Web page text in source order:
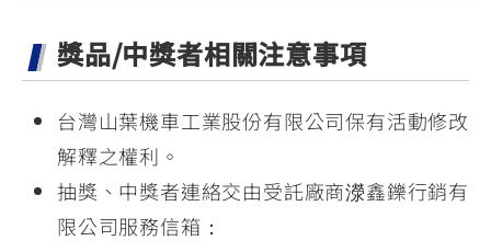
獎品/中獎者相關注意事項
台灣山葉機車工業股份有限公司保有活動修改
解釋之權利。
抽獎、中獎者連絡交由受託廠商濴鑫鑠行銷有
限公司服務信箱：